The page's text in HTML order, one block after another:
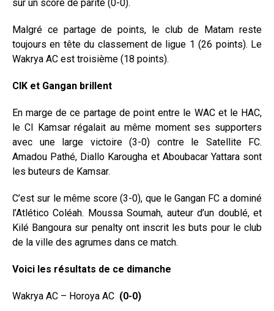
sur un score de parité (0-0).
Malgré ce partage de points, le club de Matam reste
toujours en tête du classement de ligue 1 (26 points). Le
Wakrya AC est troisième (18 points).
CIK et Gangan brillent
En marge de ce partage de point entre le WAC et le HAC,
le CI Kamsar régalait au même moment ses supporters
avec une large victoire (3-0) contre le Satellite FC.
Amadou Pathé, Diallo Karougha et Aboubacar Yattara sont
les buteurs de Kamsar.
C’est sur le même score (3-0), que le Gangan FC a dominé
l’Atlético Coléah. Moussa Soumah, auteur d’un doublé, et
Kilé Bangoura sur penalty ont inscrit les buts pour le club
de la ville des agrumes dans ce match.
Voici les résultats de ce dimanche
Wakrya AC – Horoya AC (0-0)